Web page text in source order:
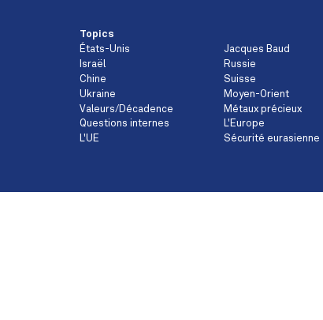
Topics
États-Unis
Jacques Baud
Israël
Russie
Chine
Suisse
Ukraine
Moyen-Orient
Valeurs/Décadence
Métaux précieux
Questions internes
L'Europe
L'UE
Sécurité eurasienne